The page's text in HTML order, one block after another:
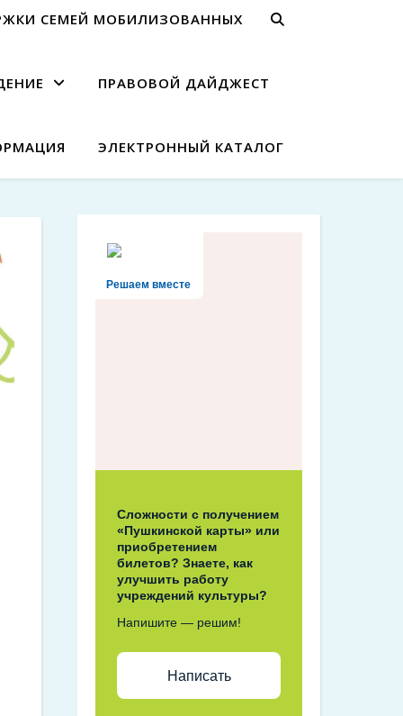
СЕМЕЙ МОБИЛИЗОВАННЫХ
ПРАВОВОЙ ДАЙДЖЕСТ
ЭЛЕКТРОННЫЙ КАТАЛОГ
Решаем вместе
Сложности с получением
«Пушкинской карты» или
приобретением
билетов? Знаете, как
улучшить работу
учреждений культуры?
Напишите — решим!
Написать